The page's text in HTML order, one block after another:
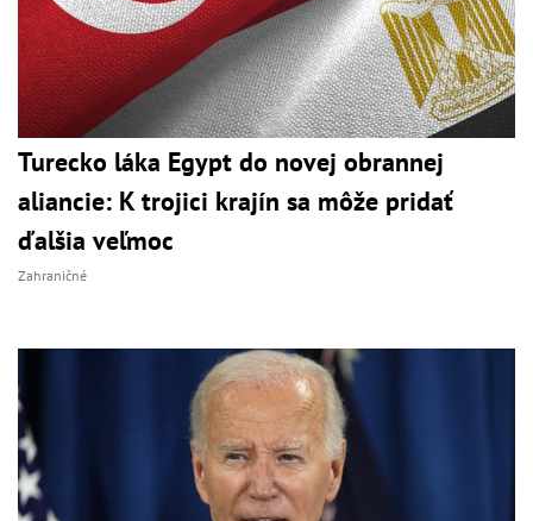
Turecko láka Egypt do novej obrannej
aliancie: K trojici krajín sa môže pridať
ďalšia veľmoc
Zahraničné